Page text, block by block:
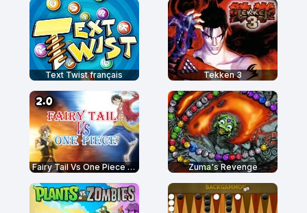
Text Twist français Tekken 3
Fairy Tail Vs One Piece 2.0 Zuma's Revenge